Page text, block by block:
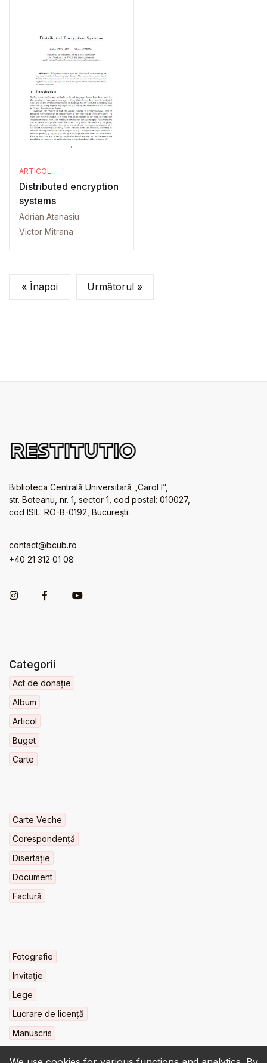
ARTICOL
Distributed encryption
systems
Adrian Atanasiu
Victor Mitrana
« Înapoi Următorul »
Biblioteca Centrală Universitară „Carol I”,
str. Boteanu, nr. 1, sector 1, cod postal: 010027,
cod ISIL: RO-B-0192, Bucureşti.
contact@bcub.ro
+40 21 312 01 08
Categorii
Act de donație
Album
Articol
Buget
Carte
Carte Veche
Corespondență
Disertație
Document
Factură
Fotografie
Invitaţie
Lege
Lucrare de licență
Manuscris